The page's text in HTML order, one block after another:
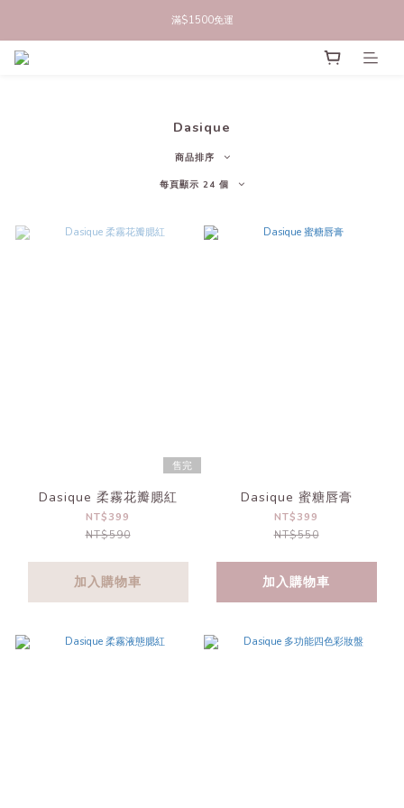
立即註冊官網會員，領50元商品折價券
滿$1500免運
Dasique
商品排序
每頁顯示 24 個
售完
Dasique 柔霧花瓣腮紅
NT$399
NT$590
加入購物車
Dasique 蜜糖唇膏
NT$399
NT$550
加入購物車